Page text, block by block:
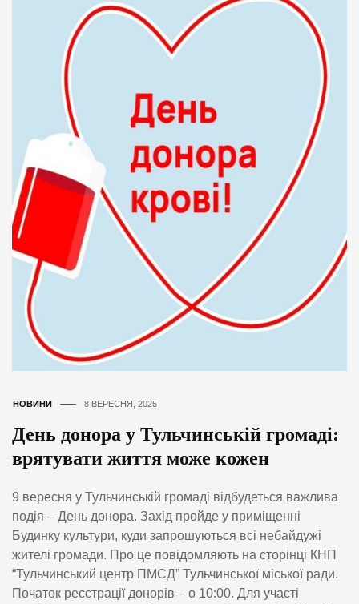
НОВИНИ 8 ВЕРЕСНЯ, 2025
День донора у Тульчинській громаді:
врятувати життя може кожен
9 вересня у Тульчинській громаді відбудеться важлива
подія – День донора. Захід пройде у приміщенні
Будинку культури, куди запрошуються всі небайдужі
жителі громади. Про це повідомляють на сторінці КНП
“Тульчинський центр ПМСД” Тульчинської міської ради.
Початок реєстрації донорів – о 10:00. Для участі